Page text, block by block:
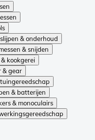
& onderhoud
& snijden
kookgerei
& gear
& batterijen
& monoculairs